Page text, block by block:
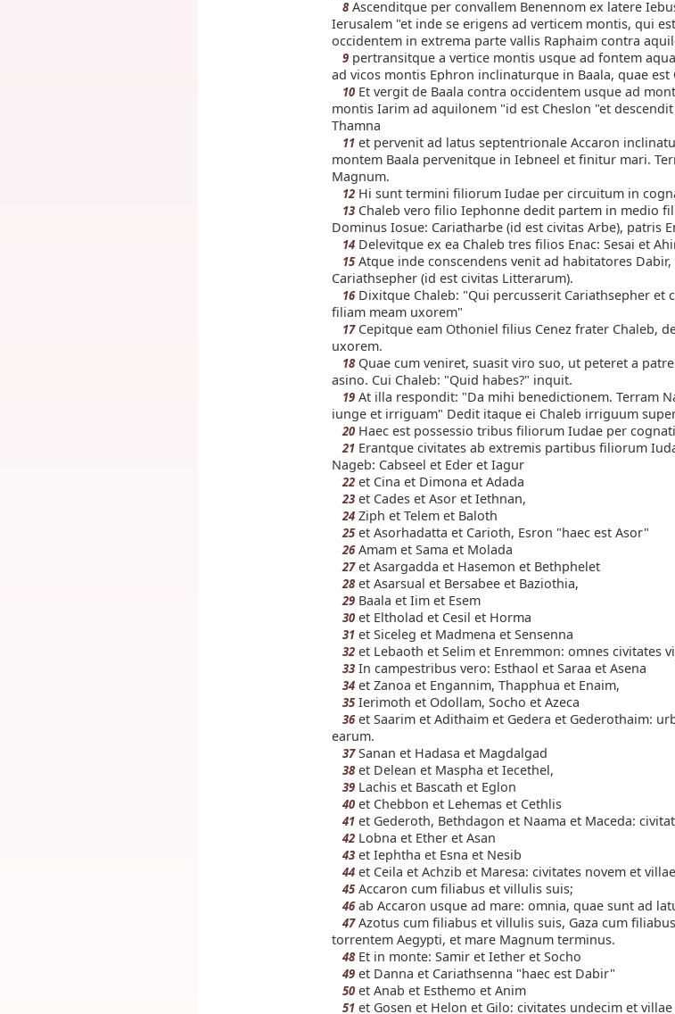
8 Ascenditque per convallem Benennom ex latere
Ierusalem "et inde se erigens ad verticem montis, qui
occidentem in extrema parte vallis Raphaim contra
9 pertransitque a vertice montis usque ad fontem
ad vicos montis Ephron inclinaturque in Baala, quae est
10 Et vergit de Baala contra occidentem usque ad
montis Iarim ad aquilonem "id est Cheslon "et
Thamna
11 et pervenit ad latus septentrionale Accaron
montem Baala pervenitque in Iebneel et finitur mari.
Magnum.
12 Hi sunt termini filiorum Iudae per circuitum in
13 Chaleb vero filio Iephonne dedit partem in medio
Dominus Iosue: Cariatharbe (id est civitas Arbe), patris
14 Delevitque ex ea Chaleb tres filios Enac: Sesai et
15 Atque inde conscendens venit ad habitatores
Cariathsepher (id est civitas Litterarum).
16Dixitque Chaleb: "Qui percusserit Cariathsepher et
filiam meam uxorem"
17Cepitque eam Othoniel filius Cenez frater Chaleb,
uxorem.
18 Quae cum veniret, suasit viro suo, ut peteret a
asino. Cui Chaleb: "Quid habes?" inquit.
19 At illa respondit: "Da mihi benedictionem. Terram
iunge et irriguam" Dedit itaque ei Chaleb irriguum
20 Haec est possessio tribus filiorum Iudae per
21 Erantque civitates ab extremis partibus filiorum
Nageb: Cabseel et Eder et Iagur
22 et Cina et Dimona et Adada
23 et Cades et Asor et Iethnan,
24 Ziph et Telem et Baloth
25 et Asorhadatta et Carioth, Esron "haec est Asor"
26Amam et Sama et Molada
27et Asargadda et Hasemon et Bethphelet
28 et Asarsual et Bersabee et Baziothia,
29 Baala et Iim et Esem
30 et Eltholad et Cesil et Horma
31 et Siceleg et Madmena et Sensenna
32 et Lebaoth et Selim et Enremmon: omnes civitates
33 In campestribus vero: Esthaol et Saraa et Asena
34 et Zanoa et Engannim, Thapphua et Enaim,
35 Ierimoth et Odollam, Socho et Azeca
36et Saarim et Adithaim et Gedera et Gederothaim:
earum.
37Sanan et Hadasa et Magdalgad
38 et Delean et Maspha et Iecethel,
39 Lachis et Bascath et Eglon
40 et Chebbon et Lehemas et Cethlis
41 et Gederoth, Bethdagon et Naama et Maceda:
42 Lobna et Ether et Asan
43 et Iephtha et Esna et Nesib
44 et Ceila et Achzib et Maresa: civitates novem et
45 Accaron cum filiabus et villulis suis;
46ab Accaron usque ad mare: omnia, quae sunt ad
47Azotus cum filiabus et villulis suis, Gaza cum
torrentem Aegypti, et mare Magnum terminus.
48 Et in monte: Samir et Iether et Socho
49 et Danna et Cariathsenna "haec est Dabir"
50 et Anab et Esthemo et Anim
51 et Gosen et Helon et Gilo: civitates undecim et